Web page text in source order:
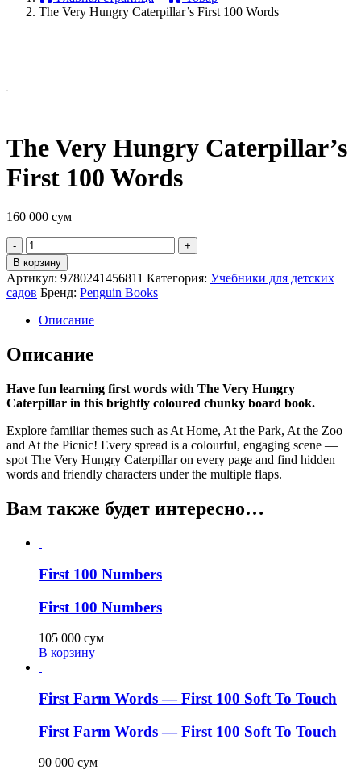
The Very Hungry Caterpillar’s First 100 Words
The Very Hungry Caterpillar’s
First 100 Words
160 000 сум
Quantity
В корзину
Артикул: 9780241456811 Категория: Учебники для детских
садов Бренд: Penguin Books
Описание
Описание
Have fun learning first words with The Very Hungry
Caterpillar in this brightly coloured chunky board book.
Explore familiar themes such as At Home, At the Park, At the Zoo
and At the Picnic! Every spread is a colourful, engaging scene —
spot The Very Hungry Caterpillar on every page and find hidden
words and friendly characters under the multiple flaps.
Вам также будет интересно…
First 100 Numbers
First 100 Numbers
105 000 сум
В корзину
First Farm Words — First 100 Soft To Touch
First Farm Words — First 100 Soft To Touch
90 000 сум